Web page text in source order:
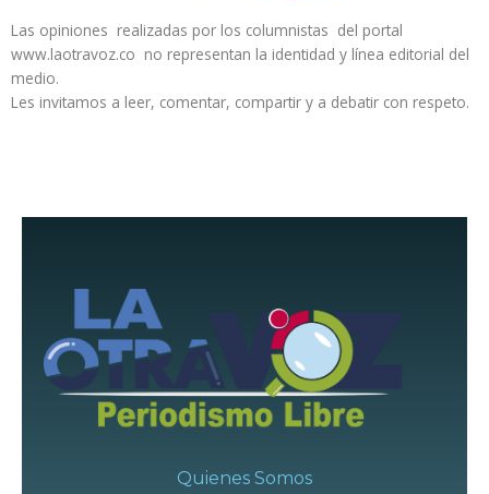
Las opiniones realizadas por los columnistas del portal
www.laotravoz.co no representan la identidad y línea editorial del
medio.
Les invitamos a leer, comentar, compartir y a debatir con respeto.
Quienes Somos